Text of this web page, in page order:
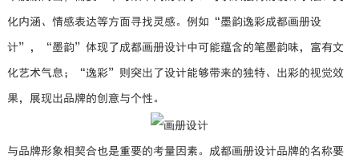
化内涵、情感表达等方面寻找灵感。例如“墨韵逸彩成都画册设
计”，“墨韵”体现了成都画册设计中可能蕴含的笔墨韵味，富有文
化艺术气息；“逸彩”则突出了设计能够带来的独特、出彩的视觉效
果，展现出品牌的创意与个性。
与品牌形象相契合也是重要的考量因素。成都画册设计品牌的名称要